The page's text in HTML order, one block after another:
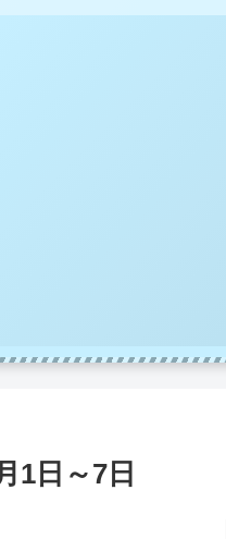
1日～7日